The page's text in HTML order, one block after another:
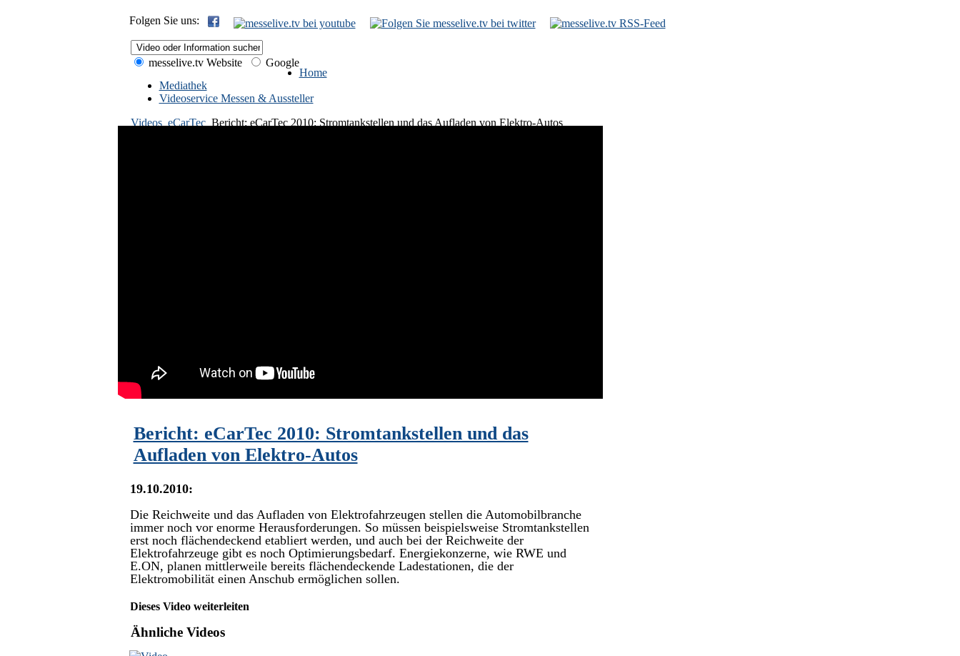
Folgen Sie uns:
messelive.tv Website
Google
Home
Mediathek
Videoservice Messen & Aussteller
Videos eCarTec Bericht: eCarTec 2010: Stromtankstellen und das Aufladen von Elektro-Autos
Bericht: eCarTec 2010: Stromtankstellen und das
Aufladen von Elektro-Autos
19.10.2010:
Die Reichweite und das Aufladen von Elektrofahrzeugen stellen die Automobilbranche
immer noch vor enorme Herausforderungen. So müssen beispielsweise Stromtankstellen
erst noch flächendeckend etabliert werden, und auch bei der Reichweite der
Elektrofahrzeuge gibt es noch Optimierungsbedarf. Energiekonzerne, wie RWE und
E.ON, planen mittlerweile bereits flächendeckende Ladestationen, die der
Elektromobilität einen Anschub ermöglichen sollen.
Dieses Video weiterleiten
Ähnliche Videos